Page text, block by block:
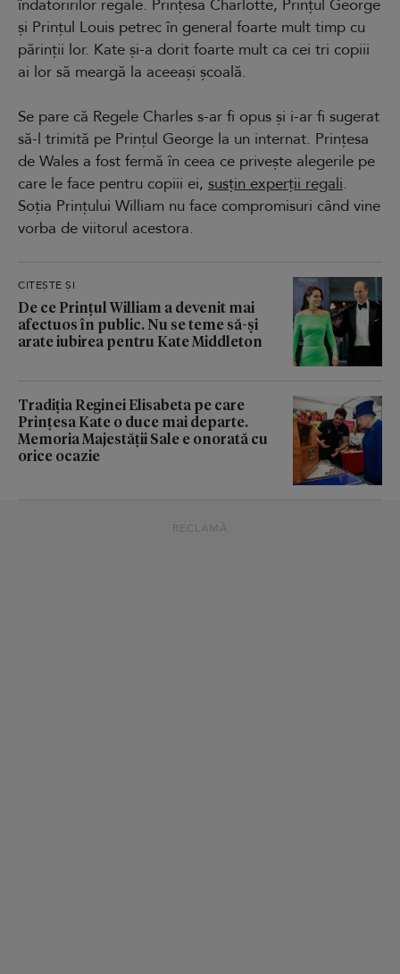
îndatoririlor regale. Prințesa Charlotte, Prințul George
și Prințul Louis petrec în general foarte mult timp cu
părinții lor. Kate și-a dorit foarte mult ca cei tri copiii
ai lor să meargă la aceeași școală.
Se pare că Regele Charles s-ar fi opus și i-ar fi sugerat
să-l trimită pe Prințul George la un internat. Prințesa
de Wales a fost fermă în ceea ce privește alegerile pe
care le face pentru copiii ei, susțin experții regali.
Soția Prințului William nu face compromisuri când vine
vorba de viitorul acestora.
CITEȘTE ȘI
De ce Prințul William a devenit mai
afectuos în public. Nu se teme să-și
arate iubirea pentru Kate Middleton
Tradiția Reginei Elisabeta pe care
Prințesa Kate o duce mai departe.
Memoria Majestății Sale e onorată cu
orice ocazie
RECLAMĂ